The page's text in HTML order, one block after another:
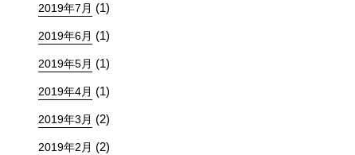
2019年7月 (1)
2019年6月 (1)
2019年5月 (1)
2019年4月 (1)
2019年3月 (2)
2019年2月 (2)